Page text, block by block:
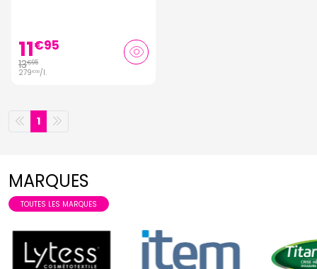
11€95
13€95
279€00/l.
1
MARQUES
TOUTES LES MARQUES